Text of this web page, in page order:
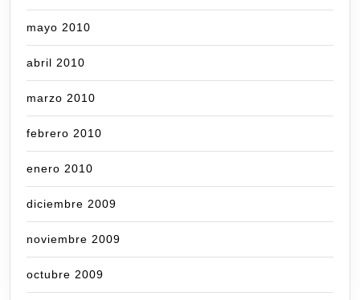
mayo 2010
abril 2010
marzo 2010
febrero 2010
enero 2010
diciembre 2009
noviembre 2009
octubre 2009